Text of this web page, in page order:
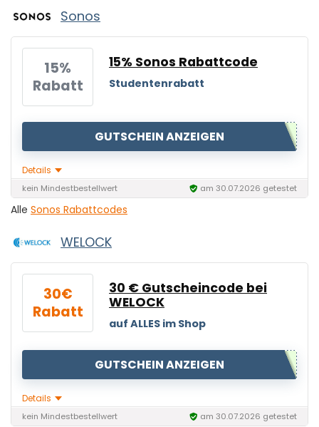
Sonos
15%
Rabatt
15% Sonos Rabattcode
Studentenrabatt
GUTSCHEIN ANZEIGEN
Details
kein Mindestbestellwert am 30.07.2026 getestet
Alle Sonos Rabattcodes
WELOCK
30€
Rabatt
30 € Gutscheincode bei
WELOCK
auf ALLES im Shop
GUTSCHEIN ANZEIGEN
Details
kein Mindestbestellwert am 30.07.2026 getestet